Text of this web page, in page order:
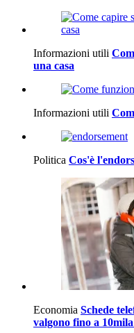
Informazioni utili
una casa
Informazioni utili
Politica Cos'è
Economia Schede
valgono fino a